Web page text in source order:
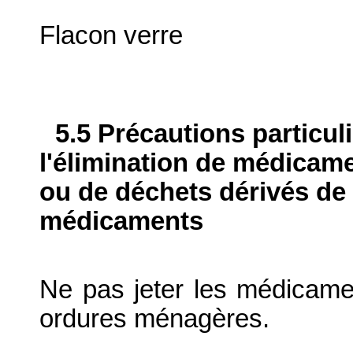
Flacon verre
5.5 Précautions
l'élimination de
ou de déchets dérivés
médicaments
Ne pas jeter les
ordures ménagères.